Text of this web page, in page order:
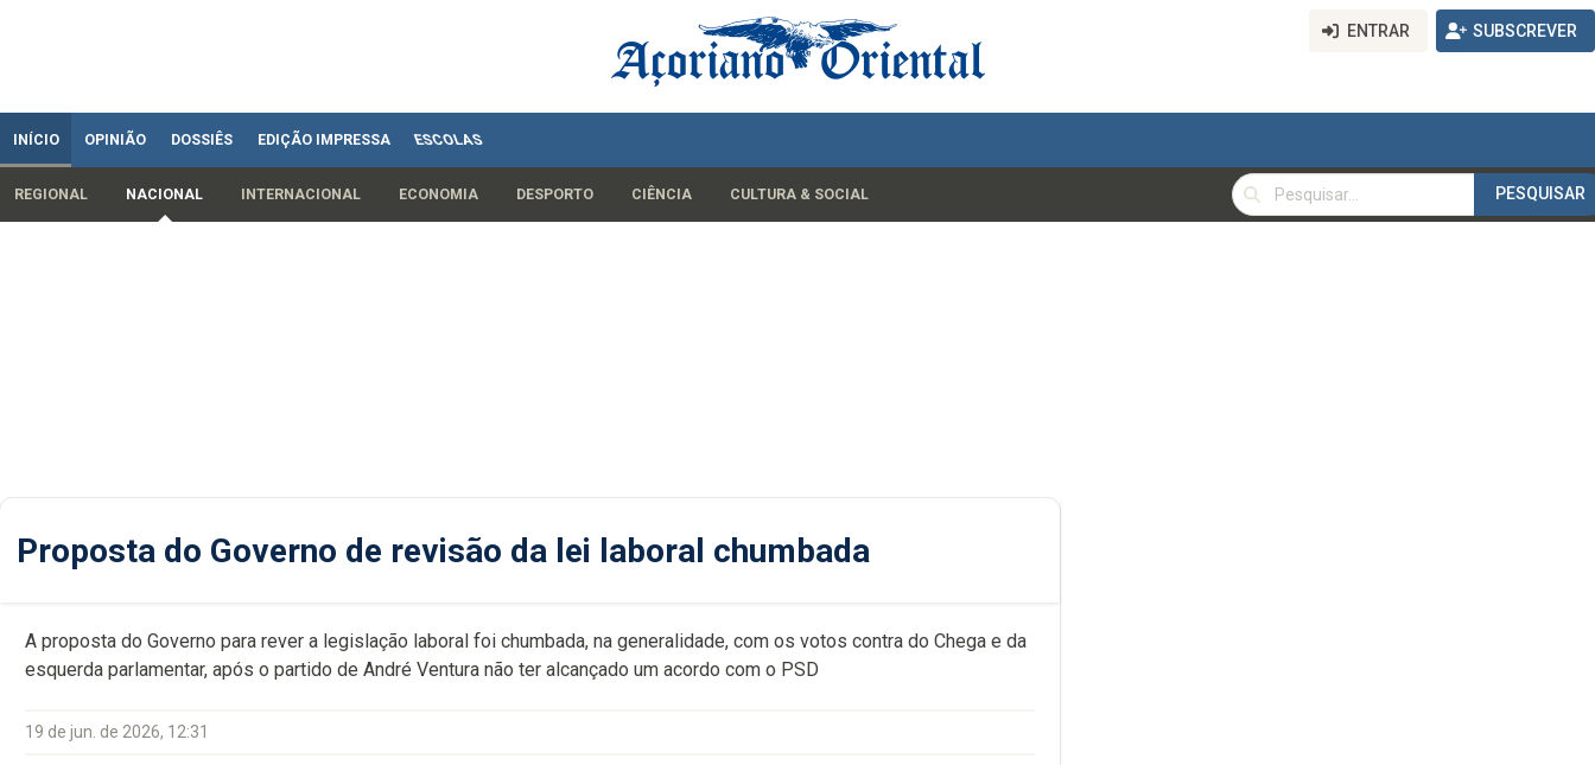
ENTRAR SUBSCREVER
INÍCIO OPINIÃO DOSSIÊS EDIÇÃO IMPRESSA ESCOLAS
REGIONAL NACIONAL INTERNACIONAL ECONOMIA DESPORTO CIÊNCIA CULTURA & SOCIAL
PESQUISAR
PESQUISAR
Proposta do Governo de revisão da lei laboral chumbada
A proposta do Governo para rever a legislação laboral foi chumbada, na generalidade, com os votos contra do Chega e da
esquerda parlamentar, após o partido de André Ventura não ter alcançado um acordo com o PSD
19 de jun. de 2026, 12:31